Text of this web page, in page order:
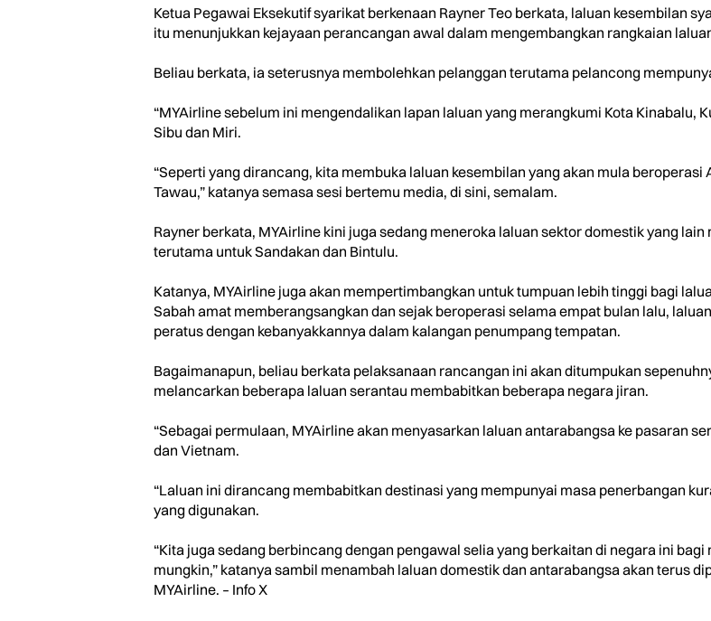
Ketua Pegawai Eksekutif syarikat berkenaan Rayner Teo berkata, laluan kesembilan
itu menunjukkan kejayaan perancangan awal dalam mengembangkan rangkaian
Beliau berkata, ia seterusnya membolehkan pelanggan terutama pelancong
“MYAirline sebelum ini mengendalikan lapan laluan yang merangkumi Kota Kinabalu,
Sibu dan Miri.
“Seperti yang dirancang, kita membuka laluan kesembilan yang akan mula
Tawau,” katanya semasa sesi bertemu media, di sini, semalam.
Rayner berkata, MYAirline kini juga sedang meneroka laluan sektor domestik yang
terutama untuk Sandakan dan Bintulu.
Katanya, MYAirline juga akan mempertimbangkan untuk tumpuan lebih tinggi bagi
Sabah amat memberangsangkan dan sejak beroperasi selama empat bulan lalu,
peratus dengan kebanyakkannya dalam kalangan penumpang tempatan.
Bagaimanapun, beliau berkata pelaksanaan rancangan ini akan ditumpukan
melancarkan beberapa laluan serantau membabitkan beberapa negara jiran.
“Sebagai permulaan, MYAirline akan menyasarkan laluan antarabangsa ke pasaran
dan Vietnam.
“Laluan ini dirancang membabitkan destinasi yang mempunyai masa penerbangan
yang digunakan.
“Kita juga sedang berbincang dengan pengawal selia yang berkaitan di negara ini
mungkin,” katanya sambil menambah laluan domestik dan antarabangsa akan terus
MYAirline. – Info X